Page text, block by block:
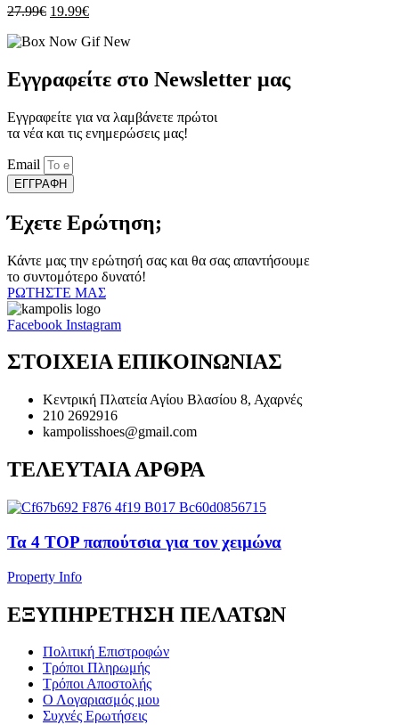
επιλεγούν
σελίδα
προϊόντος
27.99€ Original
was:
19.99€Η
τιμή
19.99€.
Εγγραφείτε στο Newsletter μας
Εγγραφείτε για να λαμβάνετε πρώτοι
τα νέα και τις ενημερώσεις μας!
Email
ΕΓΓΡΑΦΗ
Έχετε Ερώτηση;
Κάντε μας την ερώτησή σας και θα σας απαντήσουμε
το συντομότερο δυνατό!
ΡΩΤΗΣΤΕ ΜΑΣ
Facebook Instagram
ΣΤΟΙΧΕΙΑ ΕΠΙΚΟΙΝΩΝΙΑΣ
Κεντρική Πλατεία Αγίου Βλασίου 8, Αχαρνές
210 2692916
kampolisshoes@gmail.com
ΤΕΛΕΥΤΑΙΑ ΑΡΘΡΑ
Τα 4 TOP παπούτσια για τον χειμώνα
Property Info
ΕΞΥΠΗΡΕΤΗΣΗ ΠΕΛΑΤΩΝ
Πολιτική Επιστροφών
Τρόποι Πληρωμής
Τρόποι Αποστολής
Ο Λογαριασμός μου
Συχνές Ερωτήσεις